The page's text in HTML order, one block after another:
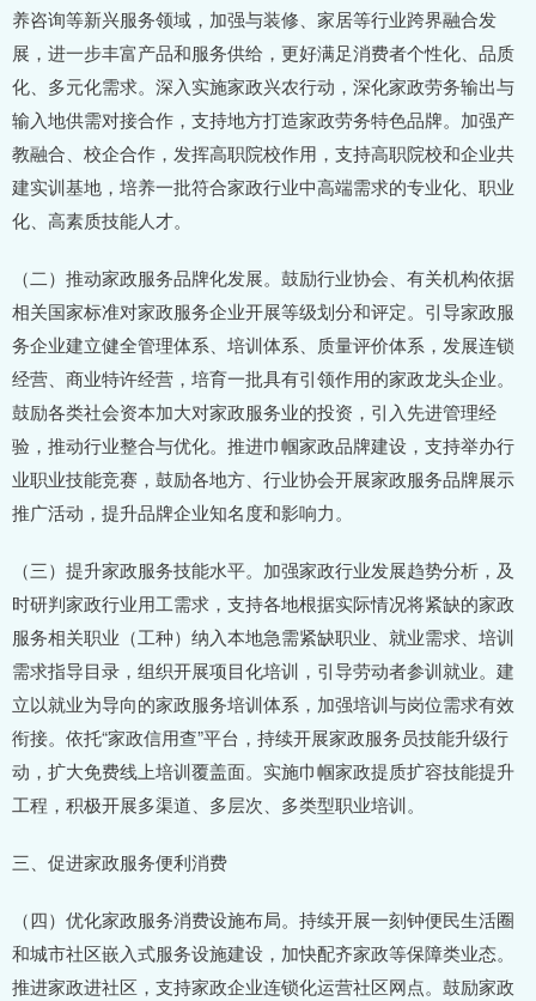
养咨询等新兴服务领域，加强与装修、家居等行业跨界融合发
展，进一步丰富产品和服务供给，更好满足消费者个性化、品质
化、多元化需求。深入实施家政兴农行动，深化家政劳务输出与
输入地供需对接合作，支持地方打造家政劳务特色品牌。加强产
教融合、校企合作，发挥高职院校作用，支持高职院校和企业共
建实训基地，培养一批符合家政行业中高端需求的专业化、职业
化、高素质技能人才。
（二）推动家政服务品牌化发展。鼓励行业协会、有关机构依据
相关国家标准对家政服务企业开展等级划分和评定。引导家政服
务企业建立健全管理体系、培训体系、质量评价体系，发展连锁
经营、商业特许经营，培育一批具有引领作用的家政龙头企业。
鼓励各类社会资本加大对家政服务业的投资，引入先进管理经
验，推动行业整合与优化。推进巾帼家政品牌建设，支持举办行
业职业技能竞赛，鼓励各地方、行业协会开展家政服务品牌展示
推广活动，提升品牌企业知名度和影响力。
（三）提升家政服务技能水平。加强家政行业发展趋势分析，及
时研判家政行业用工需求，支持各地根据实际情况将紧缺的家政
服务相关职业（工种）纳入本地急需紧缺职业、就业需求、培训
需求指导目录，组织开展项目化培训，引导劳动者参训就业。建
立以就业为导向的家政服务培训体系，加强培训与岗位需求有效
衔接。依托“家政信用查”平台，持续开展家政服务员技能升级行
动，扩大免费线上培训覆盖面。实施巾帼家政提质扩容技能提升
工程，积极开展多渠道、多层次、多类型职业培训。
三、促进家政服务便利消费
（四）优化家政服务消费设施布局。持续开展一刻钟便民生活圈
和城市社区嵌入式服务设施建设，加快配齐家政等保障类业态。
推进家政进社区，支持家政企业连锁化运营社区网点。鼓励家政